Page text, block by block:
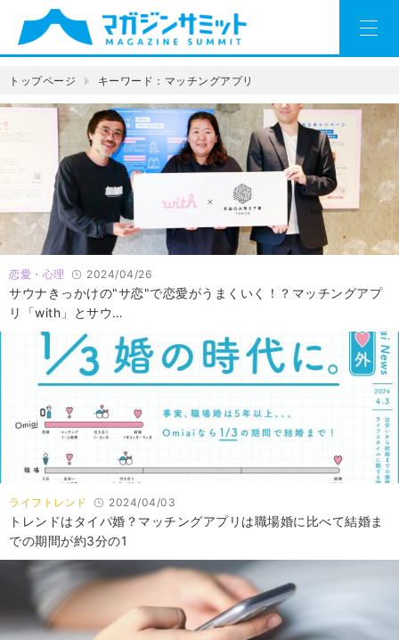
トップページ キーワード：マッチングアプリ
恋愛・心理 2024/04/26
サウナきっかけの"サ恋"で恋愛がうまくいく！？マッチングアプ
リ「with」とサウ…
ライフトレンド 2024/04/03
トレンドはタイパ婚？マッチングアプリは職場婚に比べて結婚ま
での期間が約3分の1